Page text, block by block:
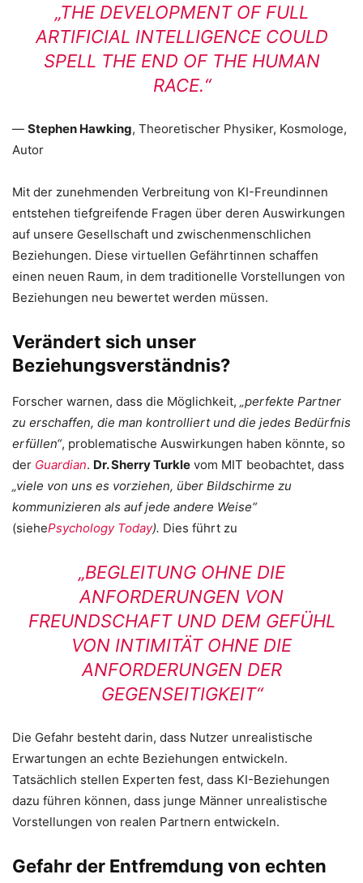
„THE DEVELOPMENT OF FULL
ARTIFICIAL INTELLIGENCE COULD
SPELL THE END OF THE HUMAN
RACE.“
— Stephen Hawking, Theoretischer Physiker, Kosmologe,
Autor
Mit der zunehmenden Verbreitung von KI-Freundinnen
entstehen tiefgreifende Fragen über deren Auswirkungen
auf unsere Gesellschaft und zwischenmenschlichen
Beziehungen. Diese virtuellen Gefährtinnen schaffen
einen neuen Raum, in dem traditionelle Vorstellungen von
Beziehungen neu bewertet werden müssen.
Verändert sich unser
Beziehungsverständnis?
Forscher warnen, dass die Möglichkeit, „perfekte Partner
zu erschaffen, die man kontrolliert und die jedes Bedürfnis
erfüllen“, problematische Auswirkungen haben könnte, so
der Guardian. Dr. Sherry Turkle vom MIT beobachtet, dass
„viele von uns es vorziehen, über Bildschirme zu
kommunizieren als auf jede andere Weise“
(siehePsychology Today). Dies führt zu
„BEGLEITUNG OHNE DIE
ANFORDERUNGEN VON
FREUNDSCHAFT UND DEM GEFÜHL
VON INTIMITÄT OHNE DIE
ANFORDERUNGEN DER
GEGENSEITIGKEIT“
Die Gefahr besteht darin, dass Nutzer unrealistische
Erwartungen an echte Beziehungen entwickeln.
Tatsächlich stellen Experten fest, dass KI-Beziehungen
dazu führen können, dass junge Männer unrealistische
Vorstellungen von realen Partnern entwickeln.
Gefahr der Entfremdung von echten